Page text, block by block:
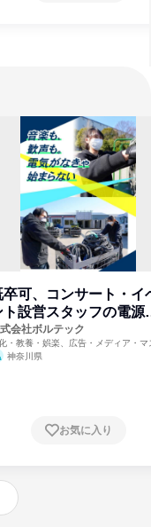
卒可、コンサート・イ
ト設営スタッフの電源
会社ボルテック
・教養・娯楽、広告・メディア・マ
電力・ガス・水道・エネルギー
神奈川県
お気に入り